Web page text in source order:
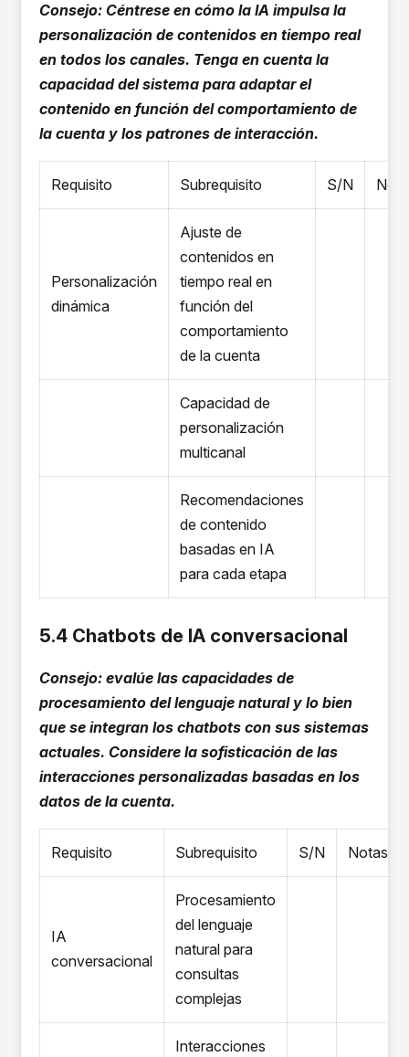
Consejo: Céntrese en cómo la IA impulsa la
personalización de contenidos en tiempo real
en todos los canales. Tenga en cuenta la
capacidad del sistema para adaptar el
contenido en función del comportamiento de
la cuenta y los patrones de interacción.
Requisito Subrequisito S/N
Personalización
dinámica
Ajuste de
contenidos en
tiempo real en
función del
comportamiento
de la cuenta
Capacidad de
personalización
multicanal
Recomendaciones
de contenido
basadas en IA
para cada etapa
5.4 Chatbots de IA conversacional
Consejo: evalúe las capacidades de
procesamiento del lenguaje natural y lo bien
que se integran los chatbots con sus sistemas
actuales. Considere la sofisticación de las
interacciones personalizadas basadas en los
datos de la cuenta.
Requisito Subrequisito S/N Notas
IA
conversacional
Procesamiento
del lenguaje
natural para
consultas
complejas
Interacciones